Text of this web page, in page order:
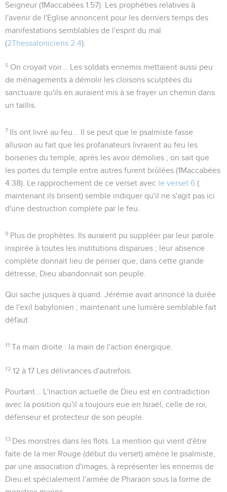
Seigneur (1Maccabées 1.57). Les prophéties relatives à
l'avenir de l'Eglise annoncent pour les derniers temps des
manifestations semblables de l'esprit du mal
(2Thessaloniciens 2.4).
5 On croyait voir...
Les soldats ennemis mettaient aussi peu
de ménagements à démolir les cloisons sculptées du
sanctuaire qu'ils en auraient mis à se frayer un chemin dans
un taillis.
7 Ils ont livré au feu...
Il se peut que le psalmiste fasse
allusion au fait que les profanateurs livraient au feu les
boiseries du temple, après les avoir démolies ; on sait que
les portes du temple entre autres furent brûlées (1Maccabées
4.38). Le rapprochement de ce verset avec le verset 6 (
maintenant ils brisent) semble indiquer qu'il ne s'agit pas ici
d'une destruction complète par le feu.
9 Plus de prophètes . Ils auraient pu suppléer par leur parole
inspirée à toutes les institutions disparues ; leur absence
complète donnait lieu de penser que, dans cette grande
détresse, Dieu abandonnait son peuple.
Qui sache jusques à quand . Jérémie avait annoncé la durée
de l'exil babylonien ; maintenant une lumière semblable fait
défaut.
11 Ta main droite : la main de l'action énergique.
12 12 à 17 Les délivrances d'autrefois.
Pourtant...
L'inaction actuelle de Dieu est en contradiction
avec la position qu'il a toujours eue en Israël, celle de roi,
défenseur et protecteur de son peuple.
13 Des monstres dans les flots . La mention qui vient d'être
faite de la mer Rouge (début du verset) amène le psalmiste,
par une association d'images, à représenter les ennemis de
Dieu et spécialement l'armée de Pharaon sous la forme de